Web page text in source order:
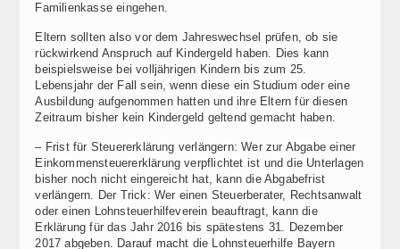
Familienkasse eingehen.
Eltern sollten also vor dem Jahreswechsel prüfen, ob sie
rückwirkend Anspruch auf Kindergeld haben. Dies kann
beispielsweise bei volljährigen Kindern bis zum 25.
Lebensjahr der Fall sein, wenn diese ein Studium oder eine
Ausbildung aufgenommen hatten und ihre Eltern für diesen
Zeitraum bisher kein Kindergeld geltend gemacht haben.
– Frist für Steuererklärung verlängern: Wer zur Abgabe einer
Einkommensteuererklärung verpflichtet ist und die Unterlagen
bisher noch nicht eingereicht hat, kann die Abgabefrist
verlängern. Der Trick: Wer einen Steuerberater, Rechtsanwalt
oder einen Lohnsteuerhilfeverein beauftragt, kann die
Erklärung für das Jahr 2016 bis spätestens 31. Dezember
2017 abgeben. Darauf macht die Lohnsteuerhilfe Bayern